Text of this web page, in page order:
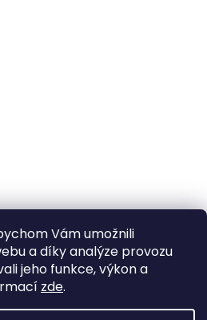
Vám umožnili
a díky analýze provozu
jeho funkce, výkon a
zde.
na Instagramu